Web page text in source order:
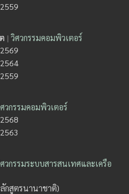
| วิศวกรรมคอมพิวเตอร์
วกรรมคอมพิวเตอร์
วกรรมระบบสารสนเทศและเครือ
กสูตรนานาชาติ)